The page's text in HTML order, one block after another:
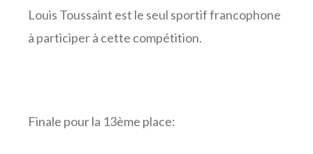
Louis Toussaint est le seul sportif francophone
à participer à cette compétition.
Finale pour la 13ème place: